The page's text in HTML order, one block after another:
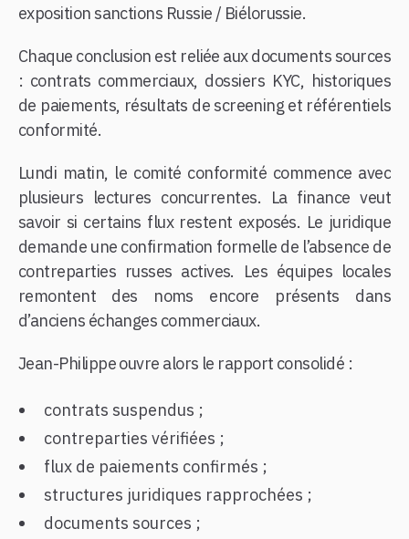
exposition sanctions Russie / Biélorussie.
Chaque conclusion est reliée aux documents sources
: contrats commerciaux, dossiers KYC, historiques
de paiements, résultats de screening et référentiels
conformité.
Lundi matin, le comité conformité commence avec
plusieurs lectures concurrentes. La finance veut
savoir si certains flux restent exposés. Le juridique
demande une confirmation formelle de l’absence de
contreparties russes actives. Les équipes locales
remontent des noms encore présents dans
d’anciens échanges commerciaux.
Jean-Philippe ouvre alors le rapport consolidé :
contrats suspendus ;
contreparties vérifiées ;
flux de paiements confirmés ;
structures juridiques rapprochées ;
documents sources ;